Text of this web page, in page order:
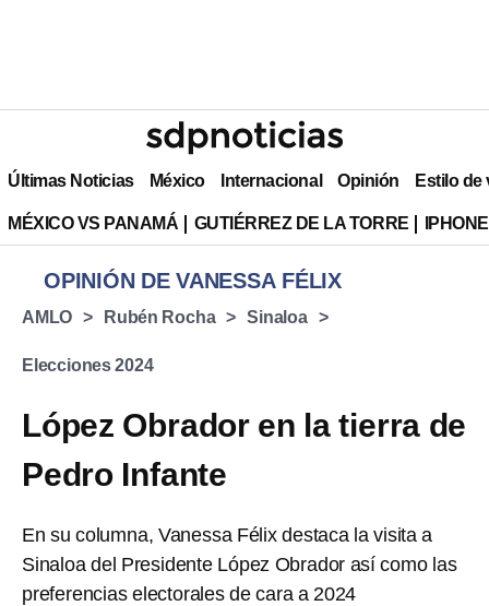
Últimas Noticias México Internacional Opinión Estilo de
MÉXICO VS PANAMÁ GUTIÉRREZ DE LA TORRE
OPINIÓN DE VANESSA FÉLIX
AMLO Rubén Rocha Sinaloa
Elecciones 2024
López Obrador en la tierra de
Pedro Infante
En su columna, Vanessa Félix destaca la visita a
Sinaloa del Presidente López Obrador así como las
preferencias electorales de cara a 2024